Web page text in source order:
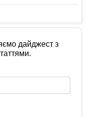
дайджест з